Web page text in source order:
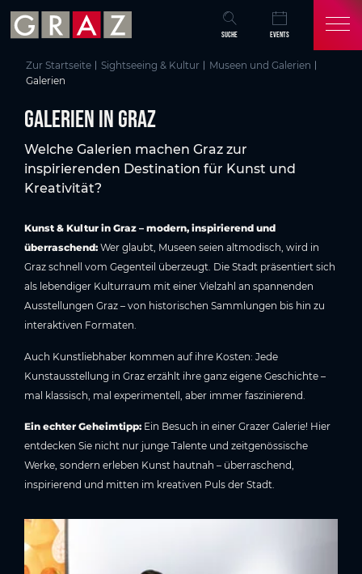
Zum Hauptinhalt springen
Zum Inhaltsverzeichnis springen
Zur Hauptnavigation springen
SUCHE EVENTS
Zur Startseite Sightseeing & Kultur
Museen und Galerien
Galerien
Galerien in Graz
Welche Galerien machen Graz zur
inspirierenden Destination für Kunst und
Kreativität?
Kunst & Kultur in Graz – modern, inspirierend und
überraschend: Wer glaubt, Museen seien altmodisch, wird in
Graz schnell vom Gegenteil überzeugt. Die Stadt präsentiert sich
als lebendiger Kulturraum mit einer Vielzahl an spannenden
Ausstellungen Graz – von historischen Sammlungen bis hin zu
interaktiven Formaten.
Auch Kunstliebhaber kommen auf ihre Kosten: Jede
Kunstausstellung in Graz erzählt ihre ganz eigene Geschichte –
mal klassisch, mal experimentell, aber immer faszinierend.
Ein echter Geheimtipp: Ein Besuch in einer Grazer Galerie! Hier
entdecken Sie nicht nur junge Talente und zeitgenössische
Werke, sondern erleben Kunst hautnah – überraschend,
inspirierend und mitten im kreativen Puls der Stadt.